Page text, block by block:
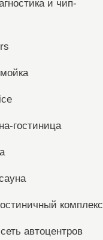
и чип-
гостиница
комплекс
автоцентров